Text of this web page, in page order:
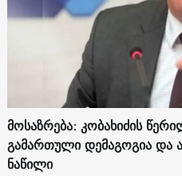
მოსაზრება: კობახიძის
გამართული დემაგოგია და
ნაწილი